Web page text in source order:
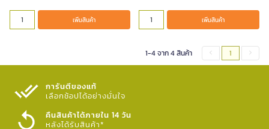
เพิ่มสินค้า เพิ่มสินค้า
1-4 จาก 4 สินค้า 1
การันตีของแท้
เลือกช้อปได้อย่างมั่นใจ​
คืนสินค้าได้ภายใน 14 วัน
หลังได้รับสินค้า*